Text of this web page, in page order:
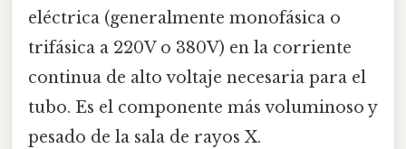
eléctrica (generalmente monofásica o
trifásica a 220V o 380V) en la corriente
continua de alto voltaje necesaria para el
tubo. Es el componente más voluminoso y
pesado de la sala de rayos X.